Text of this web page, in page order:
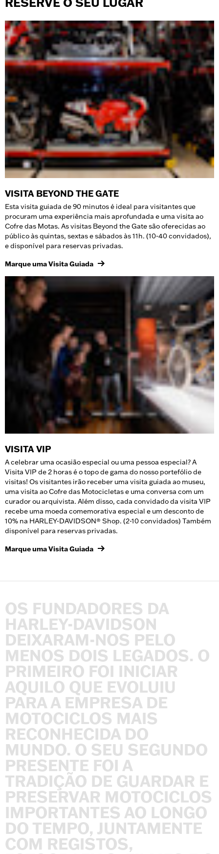
VISITA BEYOND THE GATE
Esta visita guiada de 90 minutos é ideal para visitantes que
procuram uma experiência mais aprofundada e uma visita ao
Cofre das Motas. As visitas Beyond the Gate são oferecidas ao
público às quintas, sextas e sábados às 11h. (10-40 convidados),
e disponível para reservas privadas.
Marque uma Visita Guiada
VISITA VIP
A celebrar uma ocasião especial ou uma pessoa especial? A
Visita VIP de 2 horas é o topo de gama do nosso portefólio de
visitas! Os visitantes irão receber uma visita guiada ao museu,
uma visita ao Cofre das Motocicletas e uma conversa com um
curador ou arquivista. Além disso, cada convidado da visita VIP
recebe uma moeda comemorativa especial e um desconto de
10% na HARLEY-DAVIDSON® Shop. (2-10 convidados) Também
disponível para reservas privadas.
Marque uma Visita Guiada
OS FUNDADORES DA
HARLEY-DAVIDSON
DEIXARAM-NOS PELO
MENOS DOIS LEGADOS. O
PRIMEIRO FOI INICIAR
AQUILO QUE EVOLUIU
PARAA EMPRESA DE
MOTOCICLOS MAIS
RECONHECIDA DO
MUNDO. O SEU SEGUNDO
PRESENTE FOI A
TRADIÇÃO DE GUARDAR E
PRESERVAR MOTOCICLOS
IMPORTANTES AO LONGO
DO TEMPO, JUNTAMENTE
COM REGISTOS,